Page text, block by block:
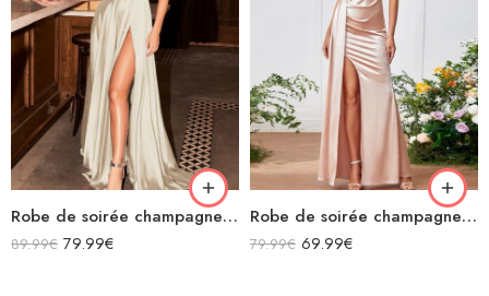
Robe de soirée champagne en satin fluide col bénitier bretelles longue fendue
89.99€ 79.99€
Robe de soirée champagne en satin longue fendue à bretelles
79.99€ 69.99€